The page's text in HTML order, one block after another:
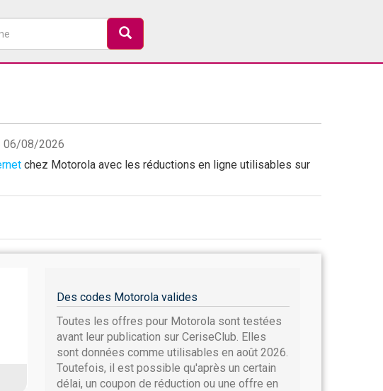
06/08/2026
chez Motorola avec les réductions en ligne utilisables sur
Des codes Motorola valides
Toutes les offres pour Motorola sont testées
avant leur publication sur CeriseClub. Elles
sont données comme utilisables en août 2026.
Toutefois, il est possible qu'après un certain
délai, un coupon de réduction ou une offre en